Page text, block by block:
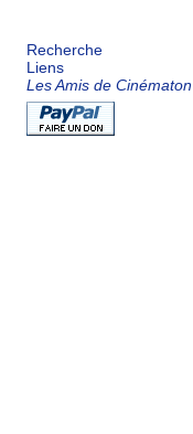
Recherche
Liens
Les Amis de Cinématon